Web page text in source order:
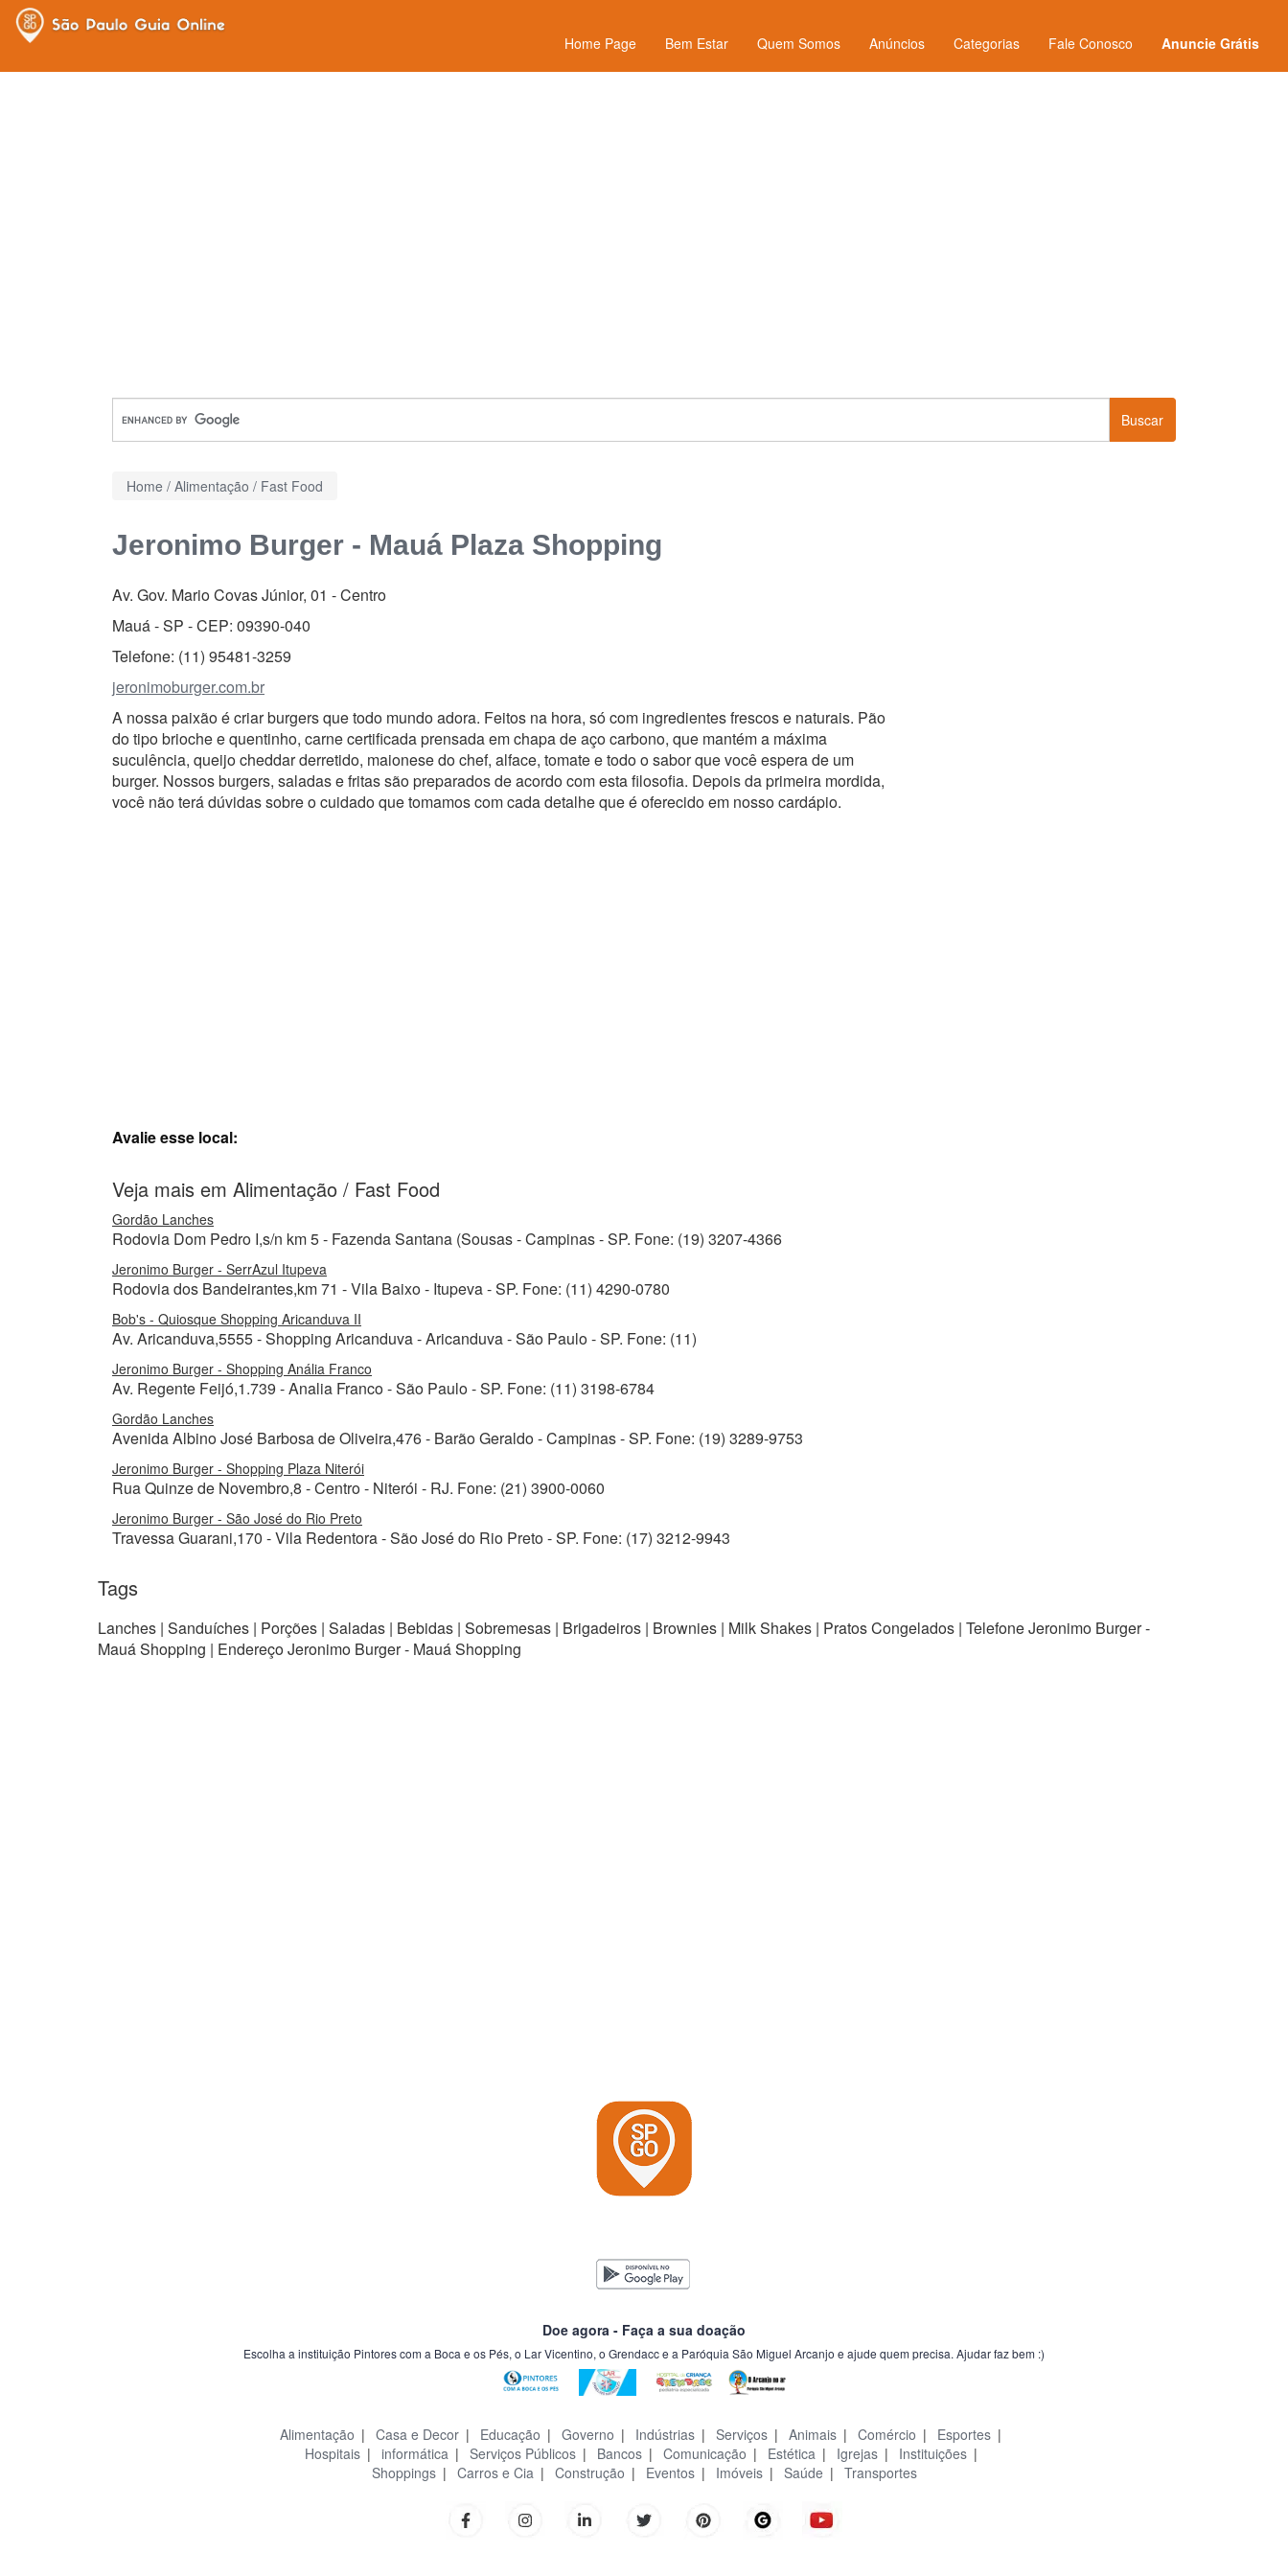
Home Page Bem Estar Quem Somos Anúncios Categorias Fale Conosco Anuncie Grátis
Buscar
Home / Alimentação / Fast Food
Jeronimo Burger - Mauá Plaza Shopping
Av. Gov. Mario Covas Júnior, 01 -Centro
Mauá - SP - CEP: 09390-040
Telefone: (11) 95481-3259
jeronimoburger.com.br
A nossa paixão é criar burgers que todo mundo adora. Feitos na hora, só com ingredientes frescos e naturais. Pão
do tipo brioche e quentinho, carne certificada prensada em chapa de aço carbono, que mantém a máxima
suculência, queijo cheddar derretido, maionese do chef, alface, tomate e todo o sabor que você espera de um
burger. Nossos burgers, saladas e fritas são preparados de acordo com esta filosofia. Depois da primeira mordida,
você não terá dúvidas sobre o cuidado que tomamos com cada detalhe que é oferecido em nosso cardápio.
Avalie esse local:
Veja mais em Alimentação / Fast Food
Gordão Lanches
Rodovia Dom Pedro I,s/n km 5 - Fazenda Santana (Sousas - Campinas - SP. Fone: (19) 3207-4366
Jeronimo Burger - SerrAzul Itupeva
Rodovia dos Bandeirantes,km 71 - Vila Baixo - Itupeva - SP. Fone: (11) 4290-0780
Bob's - Quiosque Shopping Aricanduva II
Av. Aricanduva,5555 - Shopping Aricanduva - Aricanduva - São Paulo - SP. Fone: (11)
Jeronimo Burger - Shopping Anália Franco
Av. Regente Feijó,1.739 - Analia Franco - São Paulo - SP. Fone: (11) 3198-6784
Gordão Lanches
Avenida Albino José Barbosa de Oliveira,476 - Barão Geraldo - Campinas - SP. Fone: (19) 3289-9753
Jeronimo Burger - Shopping Plaza Niterói
Rua Quinze de Novembro,8 - Centro - Niterói - RJ. Fone: (21) 3900-0060
Jeronimo Burger - São José do Rio Preto
Travessa Guarani,170 - Vila Redentora - São José do Rio Preto - SP. Fone: (17) 3212-9943
Tags
Lanches | Sanduíches | Porções | Saladas | Bebidas | Sobremesas | Brigadeiros | Brownies | Milk Shakes | Pratos Congelados | Telefone Jeronimo Burger -
Mauá Shopping | Endereço Jeronimo Burger - Mauá Shopping
Doe agora - Faça a sua doação
Escolha a instituição Pintores com a Boca e os Pés, o Lar Vicentino, o Grendacc e a Paróquia São Miguel Arcanjo e ajude quem precisa. Ajudar faz bem :)
Alimentação | Casa e Decor | Educação | Governo | Indústrias | Serviços | Animais | Comércio | Esportes |
Hospitais| informática| Serviços Públicos| Bancos| Comunicação | Estética| Igrejas| Instituições|
Shoppings| Carros e Cia| Construção | Eventos| Imóveis| Saúde | Transportes